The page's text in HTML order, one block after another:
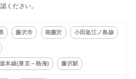
ください。
藤沢市 南藤沢 小田急江ノ島線
本線(東京～熱海) 藤沢駅